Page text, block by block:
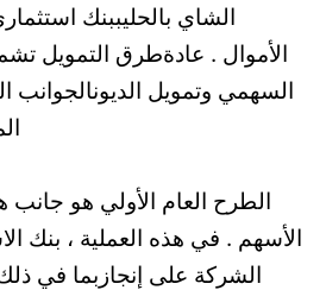
الشاي بالحليببنك
الأموال . عادةطرق التمويل
السهمي وتمويل الديونالجوانب
الطرح العام الأولي هو
الأسهم . في هذه العملية ، بنك
الشركة على إنجازبما في ذلك